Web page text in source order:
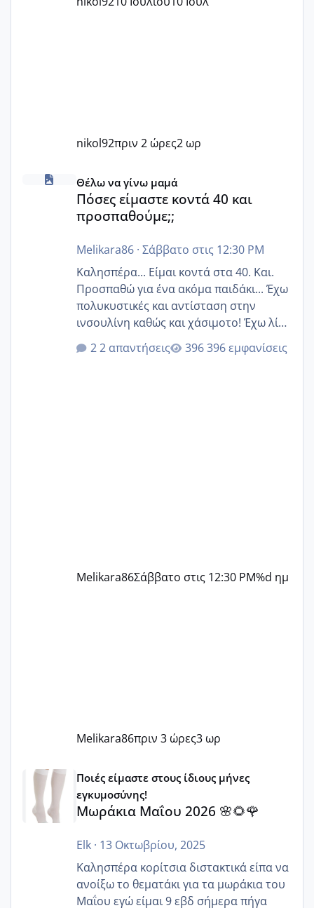
nikol92πριν 2 ώρες2 ωρ
Πόσες είμαστε κοντά 40 και προσπαθούμε;;
Θέλω να γίνω μαμά
Πόσες είμαστε κοντά 40 και
προσπαθούμε;;
Melikara86· Σάββατο στις 12:30 PM
Καλησπέρα... Είμαι κοντά στα 40. Και.
Προσπαθώ για ένα ακόμα παιδάκι... Έχω
πολυκυστικές και αντίσταση στην
ινσουλίνη καθώς και χάσιμοτο! Έχω λίγα
κιλά παραπάνω και όσο κ αν προσπαθώ
δεν χάνω εύκολα! Προσπαθώ για ακόμη
2 απαντήσεις 396 εμφανίσεις
Melikara86Σάββατο στις 12:30 PM%d ημ
Melikara86πριν 3 ώρες3 ωρ
Μωράκια Μαΐου 2026 🌸🌻🌹
Ποιές είμαστε στους ίδιους μήνες
εγκυμοσύνης!
Μωράκια Μαΐου 2026 🌸🌻🌹
Elk· 13 Οκτωβρίου, 2025
Καλησπέρα κορίτσια διστακτικά είπα να
ανοίξω το θεματάκι για τα μωράκια του
Μαΐου εγώ είμαι 9 εβδ σήμερα πήγα